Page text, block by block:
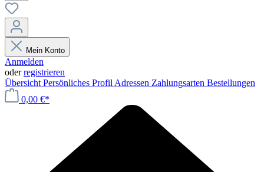
Mein Konto
Anmelden
oderregistrieren
Übersicht Persönliches Profil Adressen Zahlungsarten Bestellungen
0,00 €*